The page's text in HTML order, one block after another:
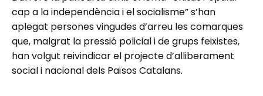
cap a la independència i el socialisme” s’han
aplegat persones vingudes d’arreu les comarques
que, malgrat la pressió policial i de grups feixistes,
han volgut reivindicar el projecte d’alliberament
social i nacional dels Països Catalans.